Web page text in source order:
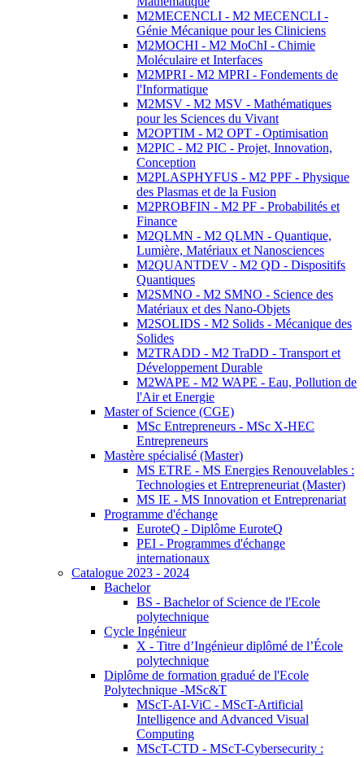
M2MECENCLI - M2 MECENCLI -
Génie Mécanique pour les Cliniciens
M2MOCHI - M2 MoChI - Chimie
Moléculaire et Interfaces
M2MPRI - M2 MPRI - Fondements de
l'Informatique
M2MSV - M2 MSV - Mathématiques
pour les Sciences du Vivant
M2OPTIM - M2 OPT - Optimisation
M2PIC - M2 PIC - Projet, Innovation,
Conception
M2PLASPHYFUS - M2 PPF - Physique
des Plasmas et de la Fusion
M2PROBFIN - M2 PF - Probabilités et
Finance
M2QLMN - M2 QLMN - Quantique,
Lumière, Matériaux et Nanosciences
M2QUANTDEV - M2 QD - Dispositifs
Quantiques
M2SMNO - M2 SMNO - Science des
Matériaux et des Nano-Objets
M2SOLIDS - M2 Solids - Mécanique des
Solides
M2TRADD - M2 TraDD - Transport et
Développement Durable
M2WAPE - M2 WAPE - Eau, Pollution de
l'Air et Energie
Master of Science (CGE)
MSc Entrepreneurs - MSc X-HEC
Entrepreneurs
Mastère spécialisé (Master)
MS ETRE - MS Energies Renouvelables :
Technologies et Entrepreneuriat (Master)
MS IE - MS Innovation et Entreprenariat
Programme d'échange
EuroteQ - Diplôme EuroteQ
PEI - Programmes d'échange
internationaux
Catalogue 2023 - 2024
Bachelor
BS - Bachelor of Science de l'Ecole
polytechnique
Cycle Ingénieur
X - Titre d’Ingénieur diplômé de l’École
polytechnique
Diplôme de formation gradué de l'Ecole
Polytechnique -MSc&T
MScT-AI-ViC - MScT-Artificial
Intelligence and Advanced Visual
Computing
MScT-CTD - MScT-Cybersecurity :